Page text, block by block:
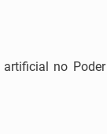
no Poder